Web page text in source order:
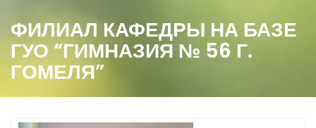
ФИЛИАЛ КАФЕДРЫ НА БАЗЕ
ГУО “ГИМНАЗИЯ № 56 Г.
ГОМЕЛЯ”